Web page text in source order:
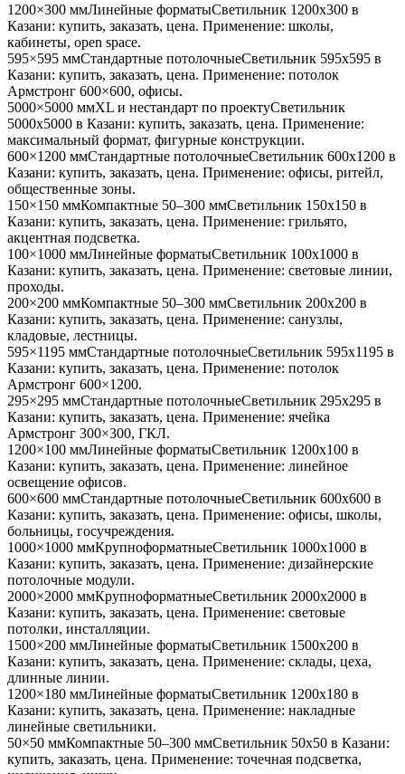
1200×300 ммЛинейные форматыСветильник 1200x300 в
Казани: купить, заказать, цена. Применение: школы,
кабинеты, open space.
595×595 ммСтандартные потолочныеСветильник 595x595 в
Казани: купить, заказать, цена. Применение: потолок
Армстронг 600×600, офисы.
5000×5000 ммXL и нестандарт по проектуСветильник
5000x5000 в Казани: купить, заказать, цена. Применение:
максимальный формат, фигурные конструкции.
600×1200 ммСтандартные потолочныеСветильник 600x1200 в
Казани: купить, заказать, цена. Применение: офисы, ритейл,
общественные зоны.
150×150 ммКомпактные 50–300 ммСветильник 150x150 в
Казани: купить, заказать, цена. Применение: грильято,
акцентная подсветка.
100×1000 ммЛинейные форматыСветильник 100x1000 в
Казани: купить, заказать, цена. Применение: световые линии,
проходы.
200×200 ммКомпактные 50–300 ммСветильник 200x200 в
Казани: купить, заказать, цена. Применение: санузлы,
кладовые, лестницы.
595×1195 ммСтандартные потолочныеСветильник 595x1195 в
Казани: купить, заказать, цена. Применение: потолок
Армстронг 600×1200.
295×295 ммСтандартные потолочныеСветильник 295x295 в
Казани: купить, заказать, цена. Применение: ячейка
Армстронг 300×300, ГКЛ.
1200×100 ммЛинейные форматыСветильник 1200x100 в
Казани: купить, заказать, цена. Применение: линейное
освещение офисов.
600×600 ммСтандартные потолочныеСветильник 600x600 в
Казани: купить, заказать, цена. Применение: офисы, школы,
больницы, госучреждения.
1000×1000 ммКрупноформатныеСветильник 1000x1000 в
Казани: купить, заказать, цена. Применение: дизайнерские
потолочные модули.
2000×2000 ммКрупноформатныеСветильник 2000x2000 в
Казани: купить, заказать, цена. Применение: световые
потолки, инсталляции.
1500×200 ммЛинейные форматыСветильник 1500x200 в
Казани: купить, заказать, цена. Применение: склады, цеха,
длинные линии.
1200×180 ммЛинейные форматыСветильник 1200x180 в
Казани: купить, заказать, цена. Применение: накладные
линейные светильники.
50×50 ммКомпактные 50–300 ммСветильник 50x50 в Казани:
купить, заказать, цена. Применение: точечная подсветка,